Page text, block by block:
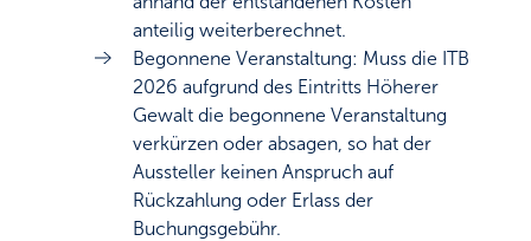
anteilig weiterberechnet.
Begonnene Veranstaltung: Muss die ITB
2026 aufgrund des Eintritts Höherer
Gewalt die begonnene Veranstaltung
verkürzen oder absagen, so hat der
Aussteller keinen Anspruch auf
Rückzahlung oder Erlass der
Buchungsgebühr.